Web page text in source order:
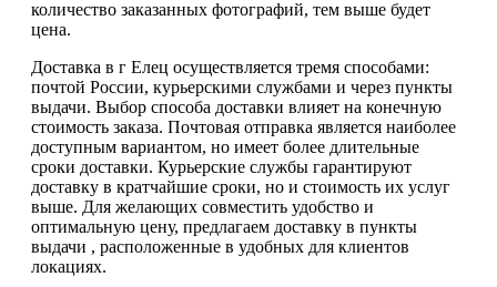
количество заказанных фотографий, тем выше будет
цена.
Доставка в г Елец осуществляется тремя способами:
почтой России, курьерскими службами и через пункты
выдачи. Выбор способа доставки влияет на конечную
стоимость заказа. Почтовая отправка является наиболее
доступным вариантом, но имеет более длительные
сроки доставки. Курьерские службы гарантируют
доставку в кратчайшие сроки, но и стоимость их услуг
выше. Для желающих совместить удобство и
оптимальную цену, предлагаем доставку в пункты
выдачи , расположенные в удобных для клиентов
локациях.